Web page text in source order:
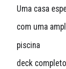
Uma casa
com uma
piscina
deck completo